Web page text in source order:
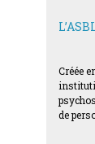
Créée
de